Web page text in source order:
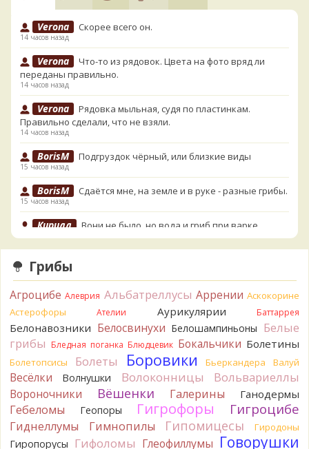
Verona Скорее всего он.
14 часов назад
Verona
Что-то из рядовок. Цвета на фото вряд ли
переданы правильно.
14 часов назад
Verona
Рядовка мыльная, судя по пластинкам.
Правильно сделали, что не взяли.
14 часов назад
BorisM Подгруздок чёрный, или близкие виды
15 часов назад
BorisM Сдаётся мне, на земле и в руке - разные грибы.
15 часов назад
Кирилл
Вони не было, но вода и гриб при варке
начали желтеть. Выкинул. Большое спасибо.
16 часов назад
Кирилл
16 часов назад
Tatiana_A
Да. Но они не все безоговорочно
съедобны.
17 часов назад
Tatiana_A
В следующий раз вырвите его целиком и
разрежьте ножку вертикально. Именно вертикально.
Пожелтение у самого основания - значит, Ш. Желтокожий,
ядовит. Иногда полезно гриб сварить, Желтокожий и еще
несколько ядовитых начинают жутко вонять химией, и
17 часов назад
Грибы
Агроцибе Алеврия Альбатреллусы Аррении Аскокорине
Астерофоры
Ателии Аурикулярии Баттаррея
Белонавозники Белосвинухи Белошампиньоны Белые
грибы Бледная поганка Блюдцевик Бокальчики Болетины
Болетопсисы Болеты Боровики Бьеркандера Валуй
Весёлки Волнушки Волоконницы Вольвариеллы
Вороночники Вёшенки Галерины Ганодермы
Гебеломы Геопоры Гигрофоры Гигроцибе
Гиднеллумы Гимнопилы Гипомицесы Гиродоны
Гиропорусы Гифоломы Глеофиллумы Говорушки